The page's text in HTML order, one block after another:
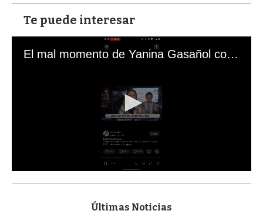
Te puede interesar
El mal momento de Yanina Gasañol con un hincha argentino en "Subrayado"
s
Últimas Noticias